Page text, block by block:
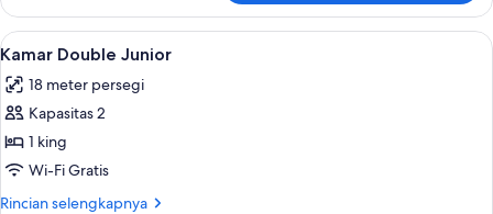
Kamar
Triple
Superior
Lihat
semua
foto
untuk
Kamar
Double
Junior
Kamar Double Junior | Meja kerja,
7
Kamar Double Junior
18 meter persegi
Kapasitas 2
1 king
Wi-Fi Gratis
Rincian selengkapnya
Rincian